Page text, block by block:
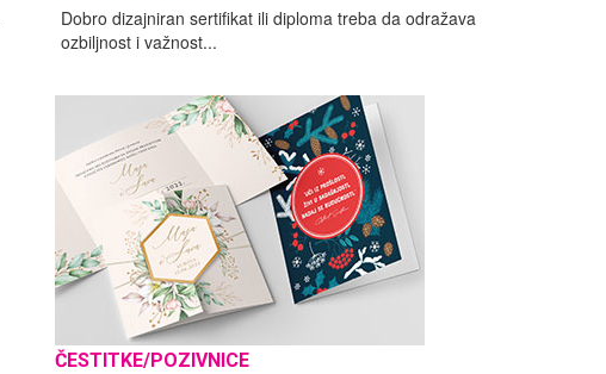
Dobro dizajniran sertifikat ili diploma treba da odražava
ozbiljnost i važnost...
ČESTITKE/POZIVNICE